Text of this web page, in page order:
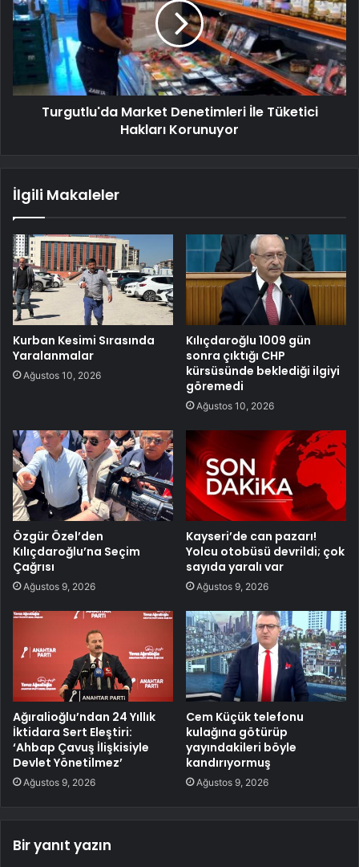
Turgutlu'da Market Denetimleri İle Tüketici
Hakları Korunuyor
İlgili Makaleler
Kurban Kesimi Sırasında
Yaralanmalar
Ağustos 10, 2026
Kılıçdaroğlu 1009 gün
sonra çıktığı CHP
kürsüsünde beklediği ilgiyi
göremedi
Ağustos 10, 2026
Özgür Özel’den
Kılıçdaroğlu’na Seçim
Çağrısı
Ağustos 9, 2026
Kayseri’de can pazarı!
Yolcu otobüsü devrildi; çok
sayıda yaralı var
Ağustos 9, 2026
Ağıralioğlu’ndan 24 Yıllık
İktidara Sert Eleştiri:
‘Ahbap Çavuş İlişkisiyle
Devlet Yönetilmez’
Ağustos 9, 2026
Cem Küçük telefonu
kulağına götürüp
yayındakileri böyle
kandırıyormuş
Ağustos 9, 2026
Bir yanıt yazın